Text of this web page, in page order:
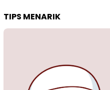
TIPS MENARIK